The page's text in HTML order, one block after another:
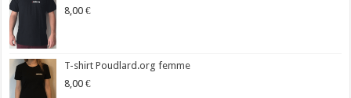
8,00 €
T-shirt Poudlard.org femme
8,00 €